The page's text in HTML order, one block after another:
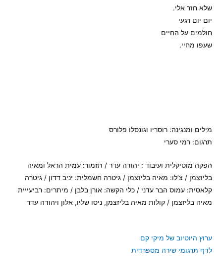
שלא חזר אלי.
יום יום רגעי
חולמים על החיים
שעפו מחיי.
מילים ומנגינה: רוסריו וגונסלו פלורס
תרגום: רמי סערי
הפקה מוסיקלית ועיבוד : יהודה עדר / תזמור: עמית הראל ומאיה
בליזצמן / צ’לו: מאיה בליזצמן / גיטרה חשמלית: יניב דדון / גיטרה
קלאסית: עמוס הבר עדני / כלי הקשה: אורן בלבן / מיתרים: רביעייית
מאיה בליזצמן / קולות מאיה בליזצמן, ניסו שליו, אלון ויהודה עדר
ערוץ היוטיוב של מיקי קם
לדף תרגומי שירה מספרדית